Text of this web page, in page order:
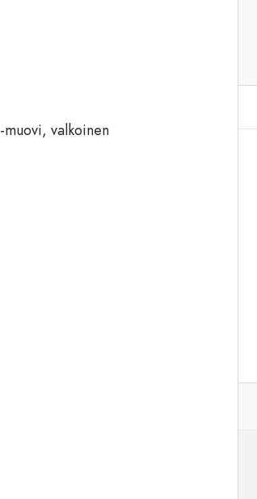
Spraypullot
Roll-